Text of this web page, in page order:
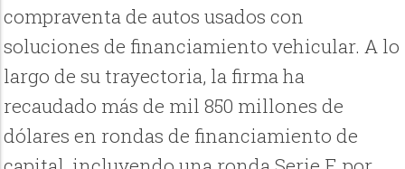
compraventa de autos usados con
soluciones de financiamiento vehicular. A lo
largo de su trayectoria, la firma ha
recaudado más de mil 850 millones de
dólares en rondas de financiamiento de